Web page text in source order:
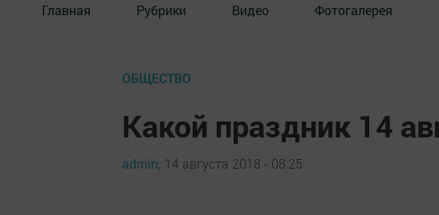
Главная Рубрики Видео Фотогалерея
ОБЩЕСТВО
Какой праздник 14
admin, 14 августа 2018 - 08:25